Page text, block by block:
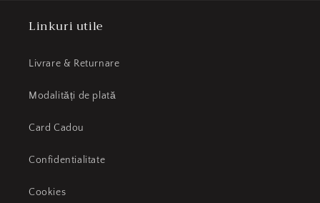
Linkuri utile
Livrare & Returnare
Modalități de plată
Card Cadou
Confidentialitate
Cookies